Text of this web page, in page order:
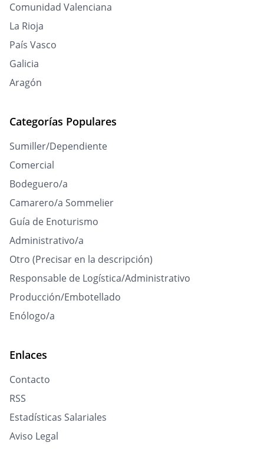
Comunidad Valenciana
La Rioja
País Vasco
Galicia
Aragón
Categorías Populares
Sumiller/Dependiente
Comercial
Bodeguero/a
Camarero/a Sommelier
Guía de Enoturismo
Administrativo/a
Otro (Precisar en la descripción)
Responsable de Logística/Administrativo
Producción/Embotellado
Enólogo/a
Enlaces
Contacto
RSS
Estadísticas Salariales
Aviso Legal